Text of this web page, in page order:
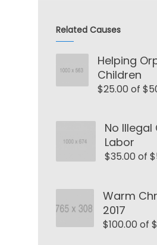
Related Causes
Helping
Children
$25.00 of
No Illegal
Labor
$35.00 of
Warm
2017
$100.00 of